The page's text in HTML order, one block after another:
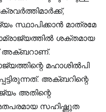
സ്ഥാപിക്കാൻ മാത്രമേ
ശക്തമായ
അക്ബറാണ്.
മഹാശിൽ‌പി
അക്ബറിന്റെ
അതിന്റെ
സഹിഷ്ണുത